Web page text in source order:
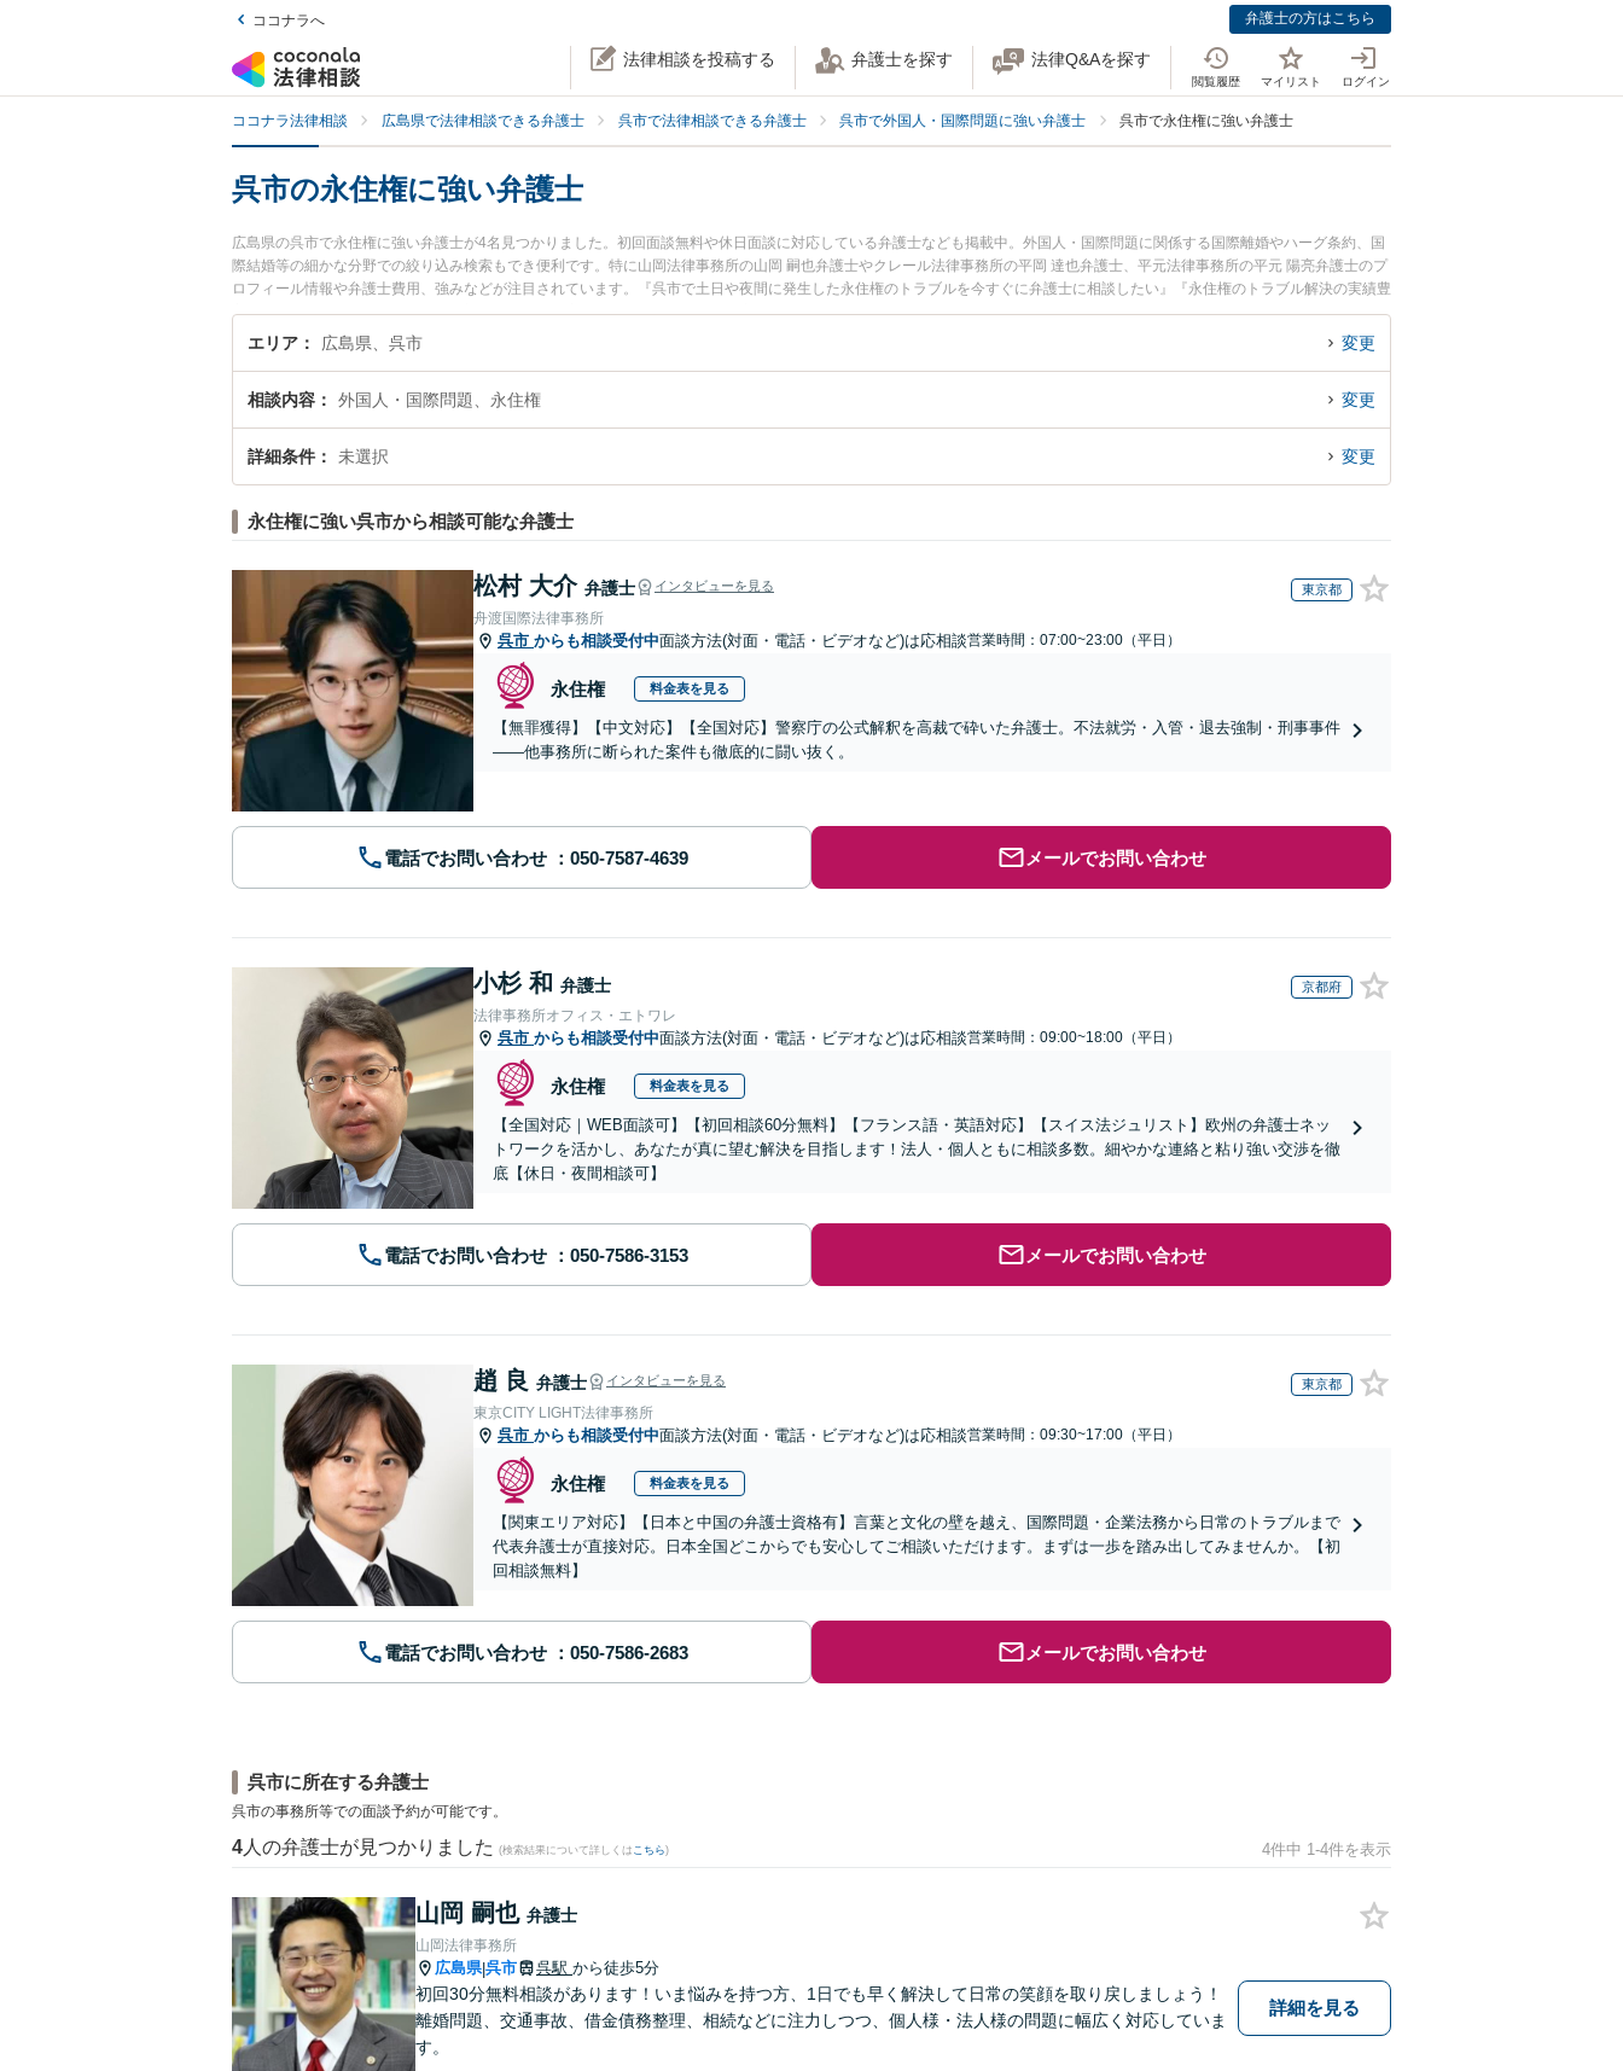
ココナラへ 弁護士の方はこちら
法律相談を投稿する 弁護士を探す 法律Q&Aを探す
閲覧履歴 マイリスト ログイン
ココナラ法律相談 広島県で法律相談できる弁護士 呉市で法律相談できる弁護士 呉市で外国人・国際問題に強い弁護士 呉市で永住権に強い弁護士
呉市の永住権に強い弁護士
広島県の呉市で永住権に強い弁護士が4名見つかりました。初回面談無料や休日面談に対応している弁護士なども掲載中。外国人・国際問題に関係する国際離婚やハーグ条約、国
際結婚等の細かな分野での絞り込み検索もでき便利です。特に山岡法律事務所の山岡 嗣也弁護士やクレール法律事務所の平岡 達也弁護士、平元法律事務所の平元 陽亮弁護士のプ
ロフィール情報や弁護士費用、強みなどが注目されています。『呉市で土日や夜間に発生した永住権のトラブルを今すぐに弁護士に相談したい』『永住権のトラブル解決の実績豊
富な近くの弁護士を検索したい』『初回相談無料で永住権を法律相談できる呉市内の弁護士に相談予約したい』などでお困りの相談者さんにおすすめです。
エリア 広島県、呉市 変更
相談内容 外国人・国際問題、永住権 変更
詳細条件 未選択 変更
永住権に強い呉市から相談可能な弁護士
松村 大介 弁護士 インタビューを見る 東京都
舟渡国際法律事務所
呉市 からも相談受付中面談方法(対面・電話・ビデオなど)は応相談営業時間：07:00~23:00（平日）
永住権 料金表を見る
【無罪獲得】【中文対応】【全国対応】警察庁の公式解釈を高裁で砕いた弁護士。不法就労・入管・退去強制・刑事事件
——他事務所に断られた案件も徹底的に闘い抜く。
電話でお問い合わせ メールでお問い合わせ
小杉 和 弁護士 京都府
法律事務所オフィス・エトワレ
呉市 からも相談受付中面談方法(対面・電話・ビデオなど)は応相談営業時間：09:00~18:00（平日）
永住権 料金表を見る
【全国対応｜WEB面談可】【初回相談60分無料】【フランス語・英語対応】【スイス法ジュリスト】欧州の弁護士ネッ
トワークを活かし、あなたが真に望む解決を目指します！法人・個人ともに相談多数。細やかな連絡と粘り強い交渉を徹
底【休日・夜間相談可】
電話でお問い合わせ メールでお問い合わせ
趙 良 弁護士 インタビューを見る 東京都
東京CITY LIGHT法律事務所
呉市 からも相談受付中面談方法(対面・電話・ビデオなど)は応相談営業時間：09:30~17:00（平日）
永住権 料金表を見る
【関東エリア対応】【日本と中国の弁護士資格有】言葉と文化の壁を越え、国際問題・企業法務から日常のトラブルまで
代表弁護士が直接対応。日本全国どこからでも安心してご相談いただけます。まずは一歩を踏み出してみませんか。【初
回相談無料】
電話でお問い合わせ メールでお問い合わせ
呉市に所在する弁護士
呉市の事務所等での面談予約が可能です。
4 人の弁護士が見つかりました (検索結果について詳しくは こちら) 4件中 1-4件を表示
山岡 嗣也 弁護士
山岡法律事務所
広島県|呉市 呉駅 から徒歩5分
初回30分無料相談があります！いま悩みを持つ方、1日でも早く解決して日常の笑顔を取り戻しましょう！
離婚問題、交通事故、借金債務整理、相続などに注力しつつ、個人様・法人様の問題に幅広く対応していま
す。
詳細を見る